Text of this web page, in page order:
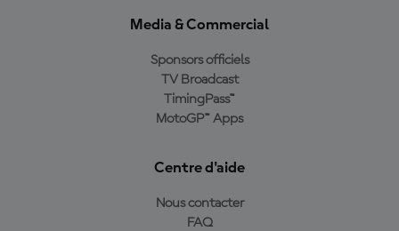
Media & Commercial
Sponsors officiels
TV Broadcast
TimingPass™
MotoGP™ Apps
Centre d'aide
Nous contacter
FAQ